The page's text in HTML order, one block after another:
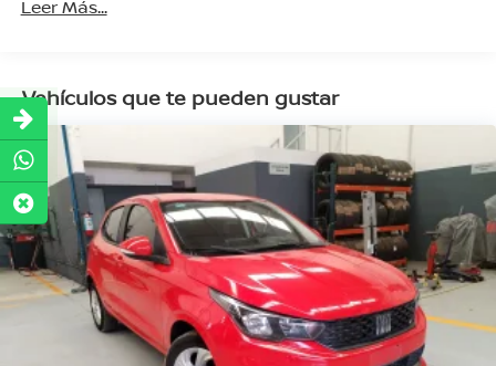
Leer Más...
Vehículos que te pueden gustar